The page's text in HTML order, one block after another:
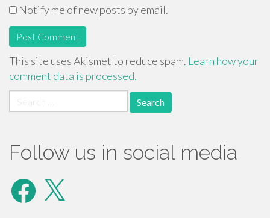
Notify me of new posts by email.
This site uses Akismet to reduce spam. Learn how your
comment data is processed.
for:
Follow us in social media
Facebook
X